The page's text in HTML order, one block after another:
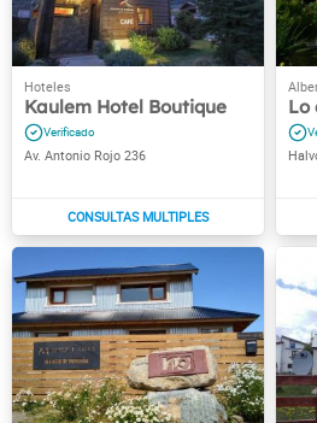
Kaulem Hotel Boutique
Av. Antonio Rojo 236
Lo